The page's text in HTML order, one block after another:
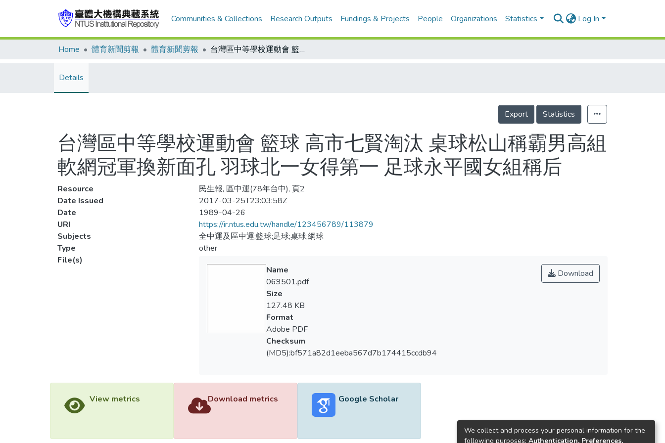
Communities & Collections Research Outputs Fundings & Projects People Organizations Statistics Log In
Home 體育新聞剪報 體育新聞剪報 台灣區中等學校運動會 籃球 高市七賢淘汰 桌球松山稱霸男高組 軟網冠軍換新面孔 羽球北一女得第一 足球永平國女組稱后
Details
Export Statistics
台灣區中等學校運動會 籃球 高市七賢淘汰 桌球松山稱霸男高組
軟網冠軍換新面孔 羽球北一女得第一 足球永平國女組稱后
Resource
民生報, 區中運(78年台中), 頁2
Date Issued
2017-03-25T23:03:58Z
Date
1989-04-26
URI
https://ir.ntus.edu.tw/handle/123456789/113879
Subjects
全中運及區中運;籃球;足球;桌球;網球
Type
other
File(s)
Download
Name
069501.pdf
Size
127.48 KB
Format
Adobe PDF
Checksum
(MD5):bf571a82d1eeba567d7b174415ccdb94
View metrics Download metrics Google Scholar
We collect and process your personal information for the
following purposes: Authentication, Preferences,